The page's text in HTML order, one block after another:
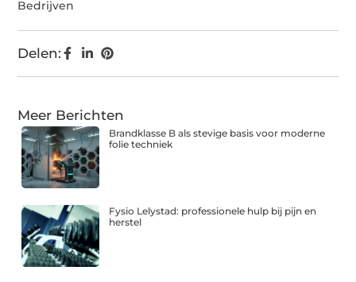
Bedrijven
Delen:
Meer Berichten
Brandklasse B als stevige basis voor moderne
folie techniek
Fysio Lelystad: professionele hulp bij pijn en
herstel